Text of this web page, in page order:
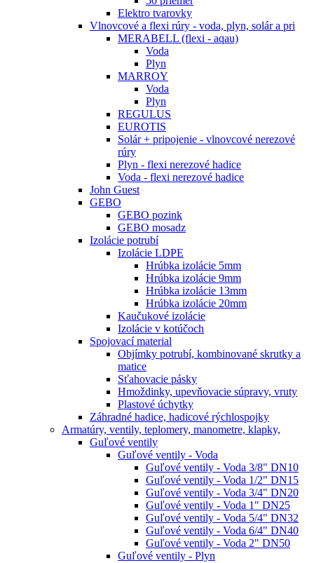
Elektro tvarovky
Vlnovcové a flexi rúry - voda, plyn, solár a pri
MERABELL (flexi - aqau)
Voda
Plyn
MARROY
Voda
Plyn
REGULUS
EUROTIS
Solár + pripojenie - vlnovcové nerezové
rúry
Plyn - flexi nerezové hadice
Voda - flexi nerezové hadice
John Guest
GEBO
GEBO pozink
GEBO mosadz
Izolácie potrubí
Izolácie LDPE
Hrúbka izolácie 5mm
Hrúbka izolácie 9mm
Hrúbka izolácie 13mm
Hrúbka izolácie 20mm
Kaučukové izolácie
Izolácie v kotúčoch
Spojovací material
Objímky potrubí, kombinované skrutky a
matice
Sťahovacie pásky
Hmoždinky, upevňovacie súpravy, vruty
Plastové úchytky
Záhradné hadice, hadicové rýchlospojky
Armatúry, ventily, teplomery, manometre, klapky,
Guľové ventily
Guľové ventily - Voda
Guľové ventily - Voda 3/8" DN10
Guľové ventily - Voda 1/2" DN15
Guľové ventily - Voda 3/4" DN20
Guľové ventily - Voda 1" DN25
Guľové ventily - Voda 5/4" DN32
Guľové ventily - Voda 6/4" DN40
Guľové ventily - Voda 2" DN50
Guľové ventily - Plyn